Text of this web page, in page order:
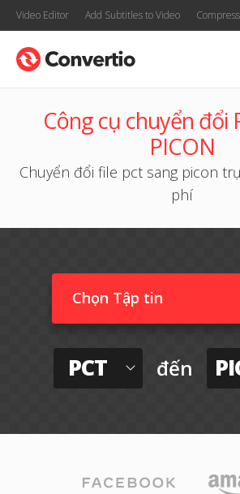
Video Editor Add Subtitles to Video
Công cụ chuyển đổi
PICON
Chuyển đổi file pct sang picon
phí
Chọn Tập tin
PCT đến